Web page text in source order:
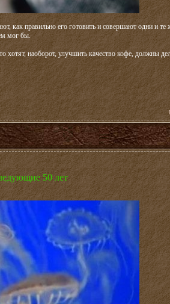
как правильно его готовить и совершают одни и
мог бы.
наоборот, улучшить качество кофе, должны
50 лет